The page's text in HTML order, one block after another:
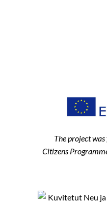
The project
Citizens